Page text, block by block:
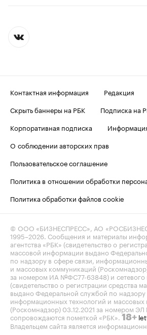
Контактная информация
Редакция
Скрыть баннеры на РБК
Подписка на
Корпоративная подписка
О соблюдении авторских прав
Пользовательское соглашение
Политика в отношении обработки
Политика обработки файлов cookie
© ООО «БИЗНЕСПРЕСС», АО
1995–2026. Сообщения и материалы
агентства «РБК» (свидетельство о
массовой информации выдано
по надзору в сфере связи,
и массовых коммуникаций
за номером ИА №ФС77-63848) и сетевого
(свидетельство о регистрации средства
выдано Федеральной службой по надзору
информационных технологий и
(Роскомнадзор) 03.12.2021 за номером
сопровождаются пометкой «РБК». 18+
Владельцем сайта является